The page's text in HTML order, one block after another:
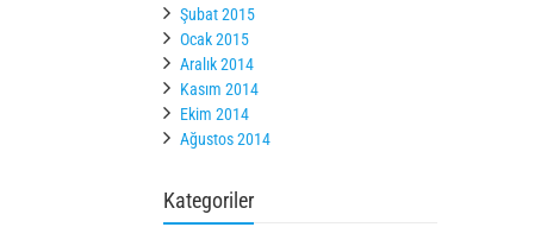
Şubat 2015
Ocak 2015
Aralık 2014
Kasım 2014
Ekim 2014
Ağustos 2014
Kategoriler